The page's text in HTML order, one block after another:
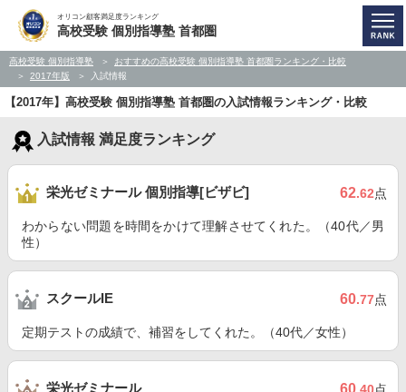
オリコン顧客満足度ランキング
高校受験 個別指導塾 首都圏
高校受験 個別指導塾
おすすめの高校受験 個別指導塾 首都圏ランキング・比較
2017年版
入試情報
【2017年】高校受験 個別指導塾 首都圏の入試情報ランキング・比較
入試情報 満足度ランキング
栄光ゼミナール 個別指導[ビザビ] 62.62点
わからない問題を時間をかけて理解させてくれた。（40代／男
性）
スクールIE 60.77点
定期テストの成績で、補習をしてくれた。（40代／女性）
栄光ゼミナール 60